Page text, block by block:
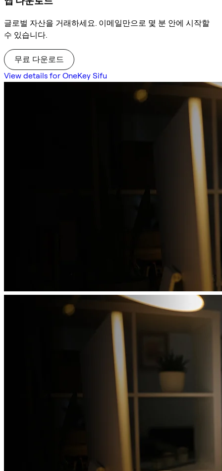
글로벌 자산을 거래하세요. 이메일만으로 몇 분 안에 시작할
수 있습니다.
무료 다운로드
View details for OneKey Sifu